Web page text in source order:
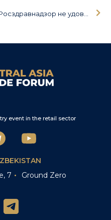
event in the retail sector
7 Ground Zero